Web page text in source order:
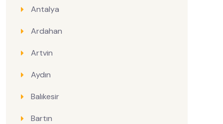
Antalya
Ardahan
Artvin
Aydın
Balıkesir
Bartın